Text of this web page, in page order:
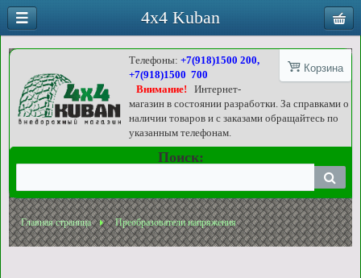
Корзина
Телефоны:+7(918)1500 200,
+7(918)1500 700
Внимание!
Интернет-
магазин в состоянии разработки. За справками о
наличии товаров и с заказами обращайтесь по
указанным телефонам.
Поиск:
Главная страница Преобразователи напряжения
4x4 Kuban